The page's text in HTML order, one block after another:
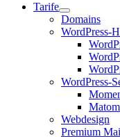
Tarife
Domains
WordPress-
WordPress-
Webdesign
Premium